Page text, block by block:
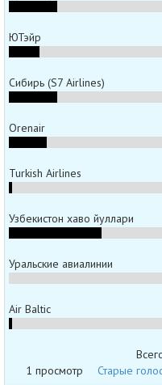
ЮТэйр
Сибирь (S7 Airlines)
Orenair
Turkish Airlines
Узбекистон хаво йуллари
Уральские авиалинии
Air Baltic
1 просмотр
Старые